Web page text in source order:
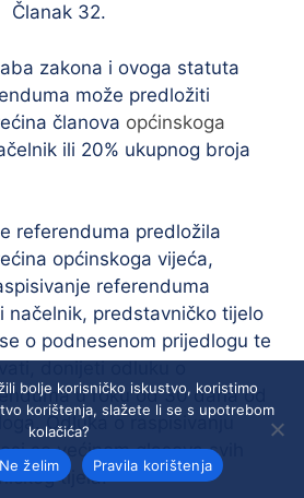
Članak 32.
zakona i ovoga statuta
može predložiti
članova općinskoga
ili 20% ukupnog broja
referenduma predložila
općinskoga vijeća,
referenduma
načelnik, predstavničko tijelo
o podnesenom prijedlogu te
donijeti odluku o
u roku od 30 dana od
Odluka o raspisivanju
se većinom glasova svih
tijela.
bolje korisničko iskustvo, koristimo
korištenja, slažete li se s upotrebom
kolačića?
Ne želim Pravila korištenja